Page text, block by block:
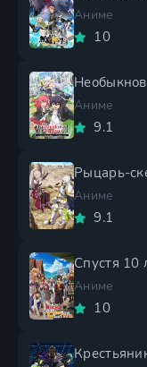
Аниме
10
Аниме
9.1
Аниме
9.1
Спустя 10
Аниме
10